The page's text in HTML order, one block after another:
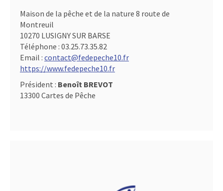
Maison de la pêche et de la nature 8 route de
Montreuil
10270 LUSIGNY SUR BARSE
Téléphone : 03.25.73.35.82
Email : contact@fedepeche10.fr
https://www.fedepeche10.fr
Président : Benoît BREVOT
13300 Cartes de Pêche